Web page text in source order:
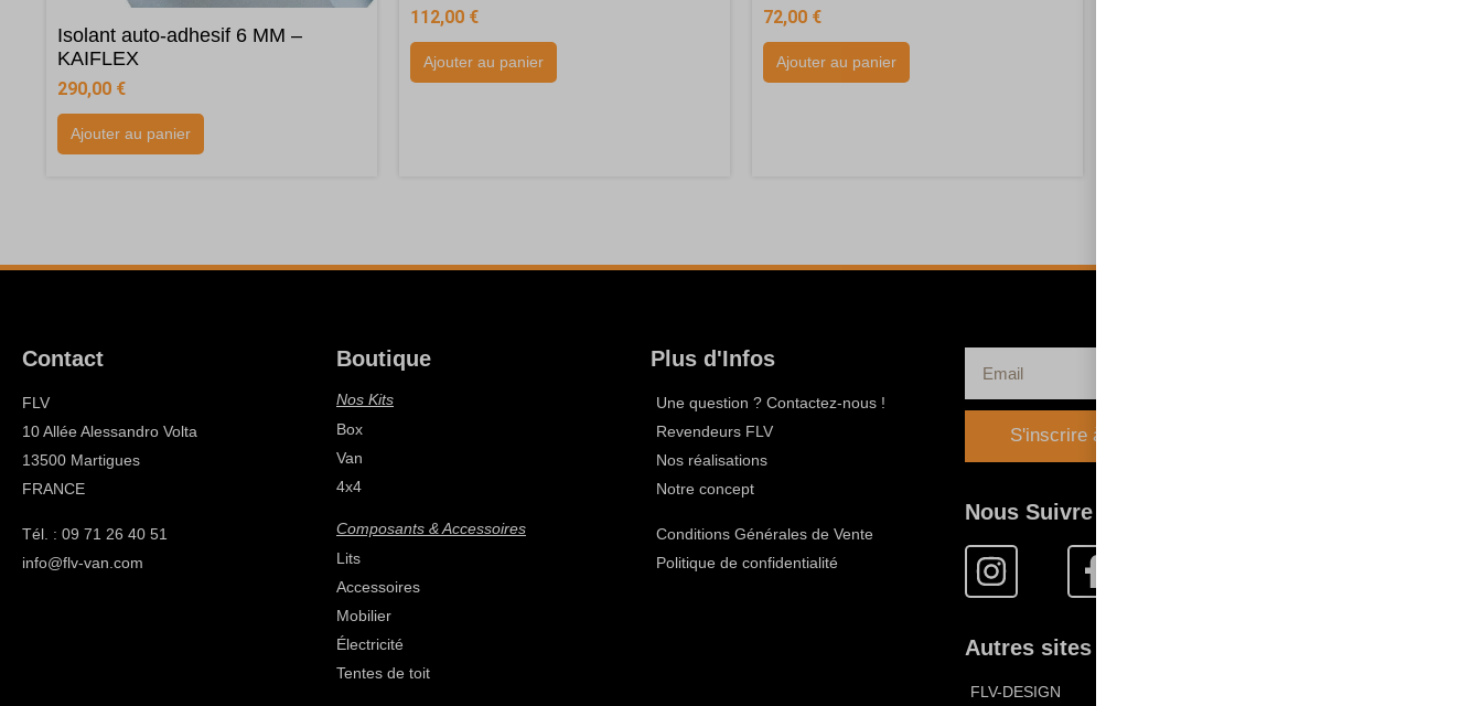
Isolant auto-adhesif 6 MM –
KAIFLEX
290,00 €
Ajouter au panier
112,00 €
Ajouter au panier
72,00 €
Ajouter au panier
Contact
FLV
10 Allée Alessandro Volta
13500 Martigues
FRANCE
Tél. : 09 71 26 40 51
info@flv-van.com
Boutique
Nos Kits
Box
Van
4x4
Composants & Accessoires
Lits
Accessoires
Mobilier
Électricité
Tentes de toit
Plus d'Infos
Une question ? Contactez-nous !
Revendeurs FLV
Nos réalisations
Notre concept
Conditions Générales de Vente
Politique de confidentialité
S'inscrire à la newsletter
Nous Suivre
Autres sites FLV :
FLV-DESIGN